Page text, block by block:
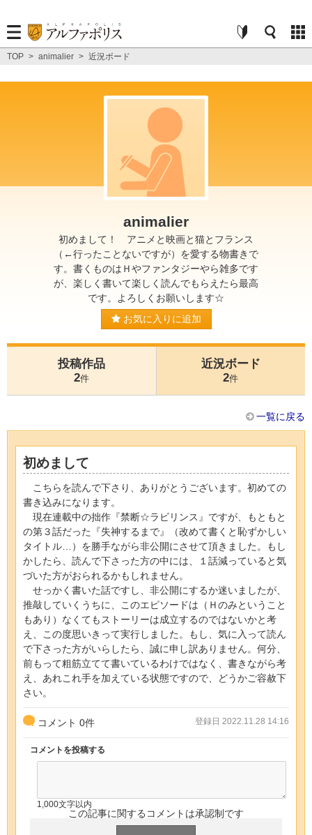
TOP > animalier > 近況ボード
animalier
初めまして！ アニメと映画と猫とフランス
（←行ったことないですが）を愛する物書きで
す。書くものはＨやファンタジーやら雑多です
が、楽しく書いて楽しく読んでもらえたら最高
です。よろしくお願いします☆
お気に入りに追加
投稿作品
2件
近況ボード
2件
一覧に戻る
初めまして
こちらを読んで下さり、ありがとうございます。初めての
書き込みになります。
現在連載中の拙作『禁断☆ラビリンス』ですが、もともと
の第３話だった『失神するまで』（改めて書くと恥ずかしい
タイトル…）を勝手ながら非公開にさせて頂きました。もし
かしたら、読んで下さった方の中には、１話減っていると気
づいた方がおられるかもしれません。
せっかく書いた話ですし、非公開にするか迷いましたが、
推敲していくうちに、このエピソードは（Ｈのみということ
もあり）なくてもストーリーは成立するのではないかと考
え、この度思いきって実行しました。もし、気に入って読ん
で下さった方がいらしたら、誠に申し訳ありません。何分、
前もって粗筋立てて書いているわけではなく、書きながら考
え、あれこれ手を加えている状態ですので、どうかご容赦下
さい。
コメント 0件 登録日 2022.11.28 14:16
コメントを投稿する
1,000文字以内
この記事に関するコメントは承認制です